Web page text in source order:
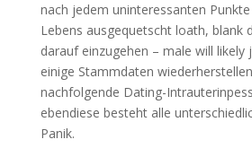
nach jedem uninteressanten
Lebens ausgequetscht loath, blank
darauf einzugehen – male will likely
einige Stammdaten
nachfolgende Dating-
ebendiese besteht alle
Panik.